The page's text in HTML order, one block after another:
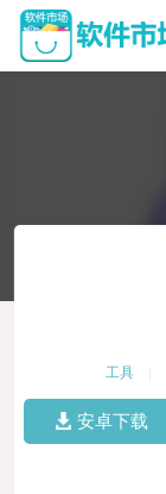
工具
安卓下载